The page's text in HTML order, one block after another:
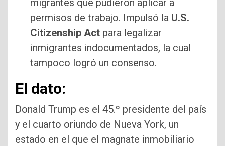
migrantes que pudieron aplicar a
permisos de trabajo. Impulsó la U.S.
Citizenship Act para legalizar
inmigrantes indocumentados, la cual
tampoco logró un consenso.
El dato:
Donald Trump es el 45.º presidente del país
y el cuarto oriundo de Nueva York, un
estado en el que el magnate inmobiliario